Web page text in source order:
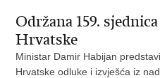
Održana 159.
Hrvatske
Ministar Damir Habijan
Hrvatske odluke i izvješća iz